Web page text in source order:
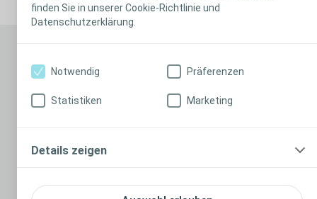
finden Sie in unserer Cookie-Richtlinie und
Datenschutzerklärung.
Notwendig Präferenzen
Statistiken Marketing
Details zeigen
Fortbildungsvideos & aufgezeichnete
Webinare mit einem Klick.
passende Inhalte zu diesem Produkt um Dich